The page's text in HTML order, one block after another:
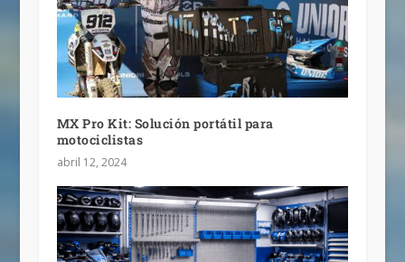
MX Pro Kit: Solución portátil para
motociclistas
abril 12, 2024